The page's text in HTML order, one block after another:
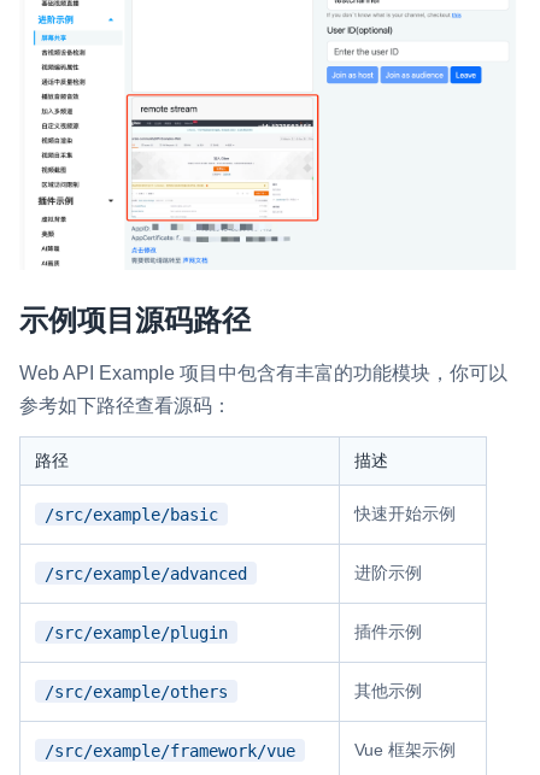
示例项目源码路径
Web API Example 项目中包含有丰富的功能模块，你可以
参考如下路径查看源码：
路径 描述
/src/example/basic 快速开始示例
/src/example/advanced 进阶示例
/src/example/plugin 插件示例
/src/example/others 其他示例
/src/example/framework/vue Vue 框架示例